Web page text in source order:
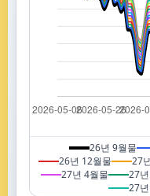
26년 9월물
26년 12월물
27
27년 4월물
27
27